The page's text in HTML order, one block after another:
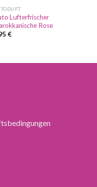
Lufterfrischer
Rose
€